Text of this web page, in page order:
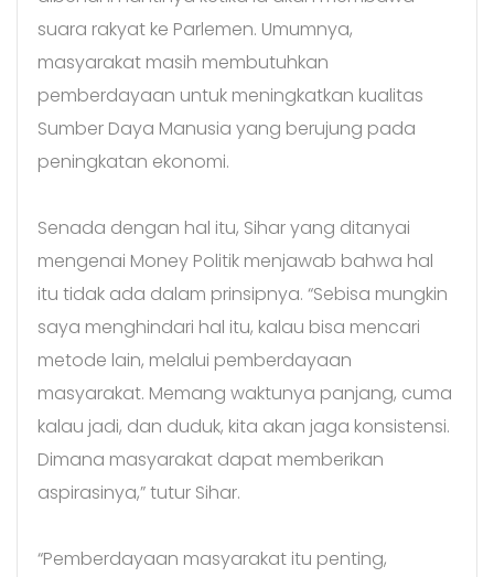
suara rakyat ke Parlemen. Umumnya,
masyarakat masih membutuhkan
pemberdayaan untuk meningkatkan kualitas
Sumber Daya Manusia yang berujung pada
peningkatan ekonomi.
Senada dengan hal itu, Sihar yang ditanyai
mengenai Money Politik menjawab bahwa hal
itu tidak ada dalam prinsipnya. “Sebisa mungkin
saya menghindari hal itu, kalau bisa mencari
metode lain, melalui pemberdayaan
masyarakat. Memang waktunya panjang, cuma
kalau jadi, dan duduk, kita akan jaga konsistensi.
Dimana masyarakat dapat memberikan
aspirasinya,” tutur Sihar.
“Pemberdayaan masyarakat itu penting,